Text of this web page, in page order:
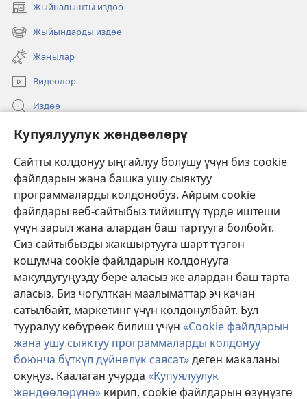
Купуялуулук жөндөөлөрү
Сайтты колдонуу ыңгайлуу болушу үчүн биз cookie
файлдарын жана башка ушу сыяктуу
программаларды колдонобуз. Айрым cookie
файлдары веб-сайтыбыз тийиштүү түрдө иштеши
үчүн зарыл жана алардан баш тартууга болбойт.
Сиз сайтыбызды жакшыртууга шарт түзгөн
кошумча cookie файлдарын колдонууга
макулдугуңузду бере аласыз же алардан баш тарта
аласыз. Биз чогулткан маалыматтар эч качан
сатылбайт, маркетинг үчүн колдонулбайт. Бул
тууралуу көбүрөөк билиш үчүн «Cookie файлдарын
жана ушу сыяктуу программаларды колдонуу
боюнча бүткүл дүйнөлүк саясат»деген макаланы
окуңуз. Каалаган учурда «Купуялуулук
жөндөөлөрүнө» кирип, cookie файлдарын өзүңүзгө
Жыйналышты издөө
(жаңы
терезе
ачат)
Жыйындарды издөө
(жаңы
терезе
ачат)
Жаңылар
Видеолор
Издөө
Бийлик өкүлдөрү үчүн маалымат
Тартуулар
(жаңы
терезе
ачат)
ОНЛАЙН КИТЕПКАНА
(жаңы
терезе
ачат) JW Hub
(жаңы
терезе
ачат) JW Library
Watchtower Library
Copyright© 2026 Watch Tower Bible and Tract Society of Pennsylvania.